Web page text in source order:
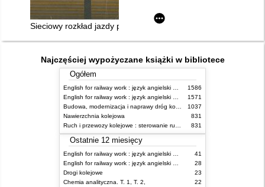
Sieciowy rozkład jazdy pociągów PKP ważny 29.V.1983 -
Najczęściej wypożyczane książki w bibliotece
Ogółem
English for railway work : język angielski dla kolejarzy - podręcznik dla początkujących
1586
English for railway work : język angielski dla kolejarzy - podręcznik dla zaawansowanych
1571
Budowa, modernizacja i naprawy dróg kolejowych
1037
Nawierzchnia kolejowa
831
Ruch i przewozy kolejowe : sterowanie ruchem
831
Ostatnie 12 miesięcy
English for railway work : język angielski dla kolejarzy - podręcznik dla zaawansowanych
41
English for railway work : język angielski dla kolejarzy - podręcznik dla początkujących
28
Drogi kolejowe
23
Chemia analityczna. T. 1, T. 2,
22